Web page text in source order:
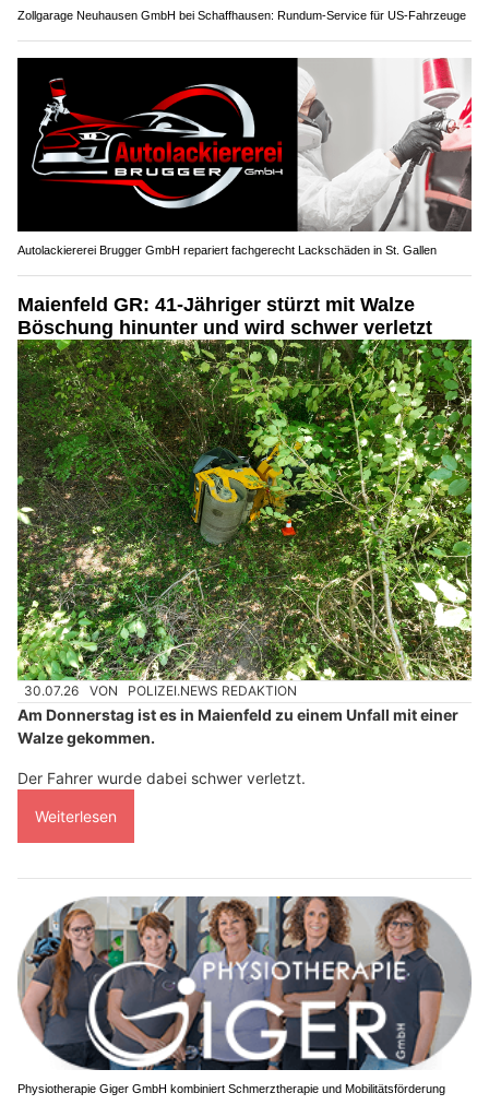
Zollgarage Neuhausen GmbH bei Schaffhausen: Rundum-Service für US-Fahrzeuge
Autolackiererei Brugger GmbH repariert fachgerecht Lackschäden in St. Gallen
Maienfeld GR: 41-Jähriger stürzt mit Walze
Böschung hinunter und wird schwer verletzt
30.07.26 VON POLIZEI.NEWS REDAKTION
Am Donnerstag ist es in Maienfeld zu einem Unfall mit einer
Walze gekommen.
Der Fahrer wurde dabei schwer verletzt.
Weiterlesen
Physiotherapie Giger GmbH kombiniert Schmerztherapie und Mobilitätsförderung